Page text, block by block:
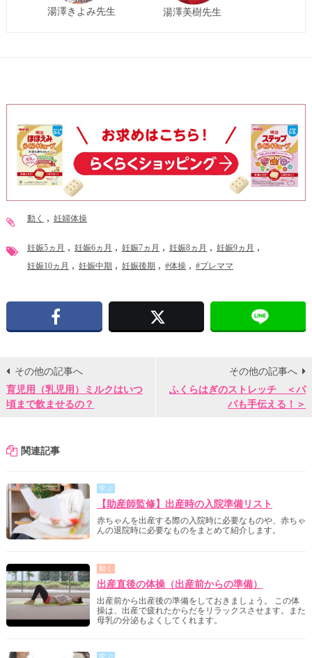
湯澤きよみ先生 湯澤美樹先生
動く 妊婦体操
妊娠5ヵ月 妊娠6ヵ月 妊娠7ヵ月 妊娠8ヵ月 妊娠9ヵ月
妊娠10ヵ月 妊娠中期 妊娠後期 #体操 #プレママ
その他の記事へ
育児用（乳児用）ミルクはいつ
頃まで飲ませるの？
その他の記事へ
ふくらはぎのストレッチ ＜パ
パも手伝える！＞
関連記事
学ぶ
【助産師監修】出産時の入院準備リスト
赤ちゃんを出産する際の入院時に必要なものや、赤ちゃ
んの退院時に必要なものをまとめて紹介します。
動く
出産直後の体操（出産前からの準備）
出産前から出産後の準備をしておきましょう。 この体
操は、出産で疲れたからだをリラックスさせます。また
母乳の分泌もよくしてくれます。
学ぶ